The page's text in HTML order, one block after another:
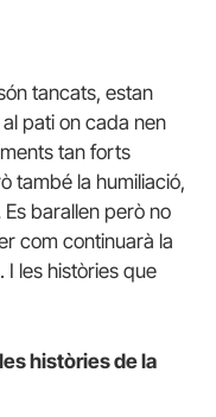
tancats, estan
pati on cada nen
tan forts
també la humiliació,
barallen però no
com continuarà la
I les històries que
històries de la